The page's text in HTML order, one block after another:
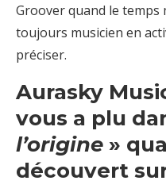
Groover quand le temps
toujours musicien en
préciser.
Aurasky
vous a plu
l’origine »
découvert